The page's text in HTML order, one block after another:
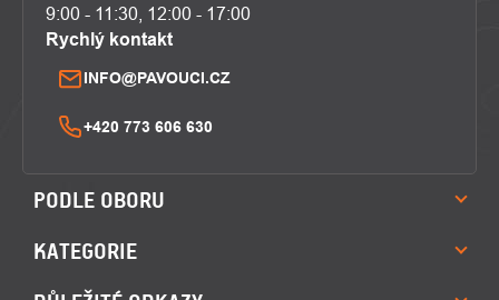
9:00 - 11:30, 12:00 - 17:00
Rychlý kontakt
INFO@PAVOUCI.CZ
+420 773 606 630
PODLE OBORU
KATEGORIE